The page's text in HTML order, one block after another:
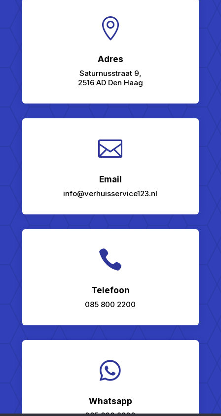

Adres
Saturnusstraat 9,
2516 AD Den Haag

Email
info@verhuisservice123.nl

Telefoon
085 800 2200

Whatsapp